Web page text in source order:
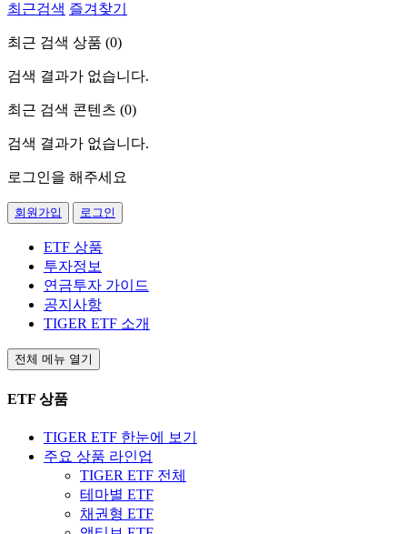
최근검색 즐겨찾기
최근 검색 상품 (0)
검색 결과가 없습니다.
최근 검색 콘텐츠 (0)
검색 결과가 없습니다.
로그인을 해주세요
회원가입 로그인
ETF 상품
투자정보
연금투자 가이드
공지사항
TIGER ETF 소개
전체 메뉴 열기
ETF 상품
TIGER ETF 한눈에 보기
주요 상품 라인업
TIGER ETF 전체
테마별 ETF
채권형 ETF